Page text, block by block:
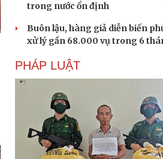
trong nước ổn định
Buôn lậu, hàng giả diễn biến
xử lý gần 68.000 vụ trong 6
PHÁP LUẬT